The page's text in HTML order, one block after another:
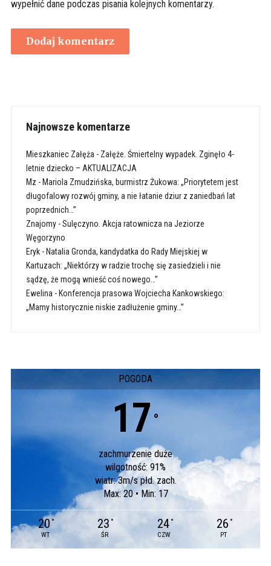
wypełnić dane podczas pisania kolejnych komentarzy.
Najnowsze komentarze
Mieszkaniec Załęża - Załęże. Śmiertelny wypadek. Zginęło 4-
letnie dziecko – AKTUALIZACJA
Mz - Mariola Zmudzińska, burmistrz Żukowa: „Priorytetem jest
długofalowy rozwój gminy, a nie łatanie dziur z zaniedbań lat
poprzednich…”
Znajomy-Sulęczyno. Akcja ratownicza na Jeziorze
Węgorzyno
Eryk- Natalia Gronda, kandydatka do Rady Miejskiej w
Kartuzach: „Niektórzy w radzie trochę się zasiedzieli i nie
sądzę, że mogą wnieść coś nowego…”
Ewelina - Konferencja prasowa Wojciecha Kankowskiego:
„Mamy historycznie niskie zadłużenie gminy…”
POGODA
17 °
zachmurzenie duże
wilgotność: 91%
wiatr: 3m/s płd. zach.
Max: 20 • Min: 17
20 °
WT
23 °
ŚR
24 °
CZW
26 °
PT